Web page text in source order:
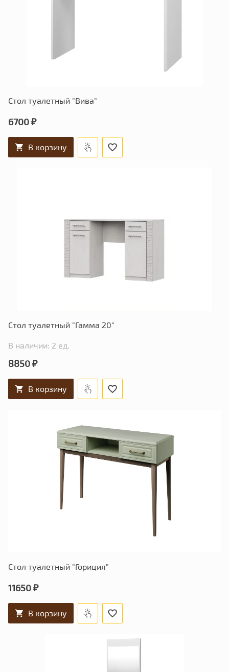
Стол туалетный "Вива"
6700 ₽
В корзину
Стол туалетный "Гамма 20"
В наличии: 2 ед.
8850 ₽
В корзину
Стол туалетный "Гориция"
11650 ₽
В корзину